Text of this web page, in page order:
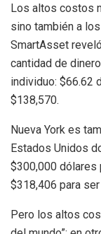
Los altos costos
sino también a
SmartAsset
cantidad de
individuo: $66.62
$138,570.
Nueva York es
Estados Unidos
$300,000 dólares
$318,406 para
Pero los altos